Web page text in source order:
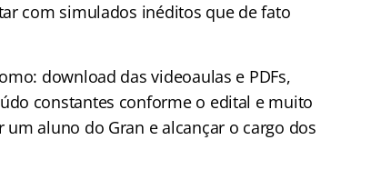
com simulados inéditos que de fato
download das videoaulas e PDFs,
constantes conforme o edital e muito
aluno do Gran e alcançar o cargo dos